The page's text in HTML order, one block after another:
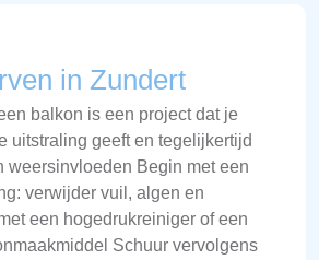
in Zundert
balkon is een project dat je
uitstraling geeft en tegelijkertijd
weersinvloeden Begin met een
verwijder vuil, algen en
een hogedrukreiniger of een
Schuur vervolgens